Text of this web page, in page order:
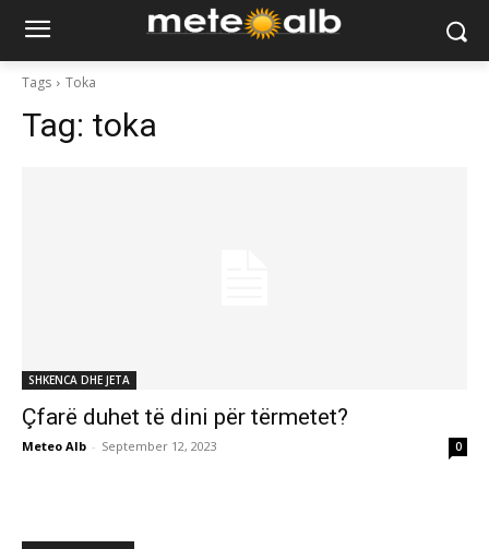
Tags Toka
Tag: toka
SHKENCA DHE JETA
Çfarë duhet të dini për tërmetet?
Meteo Alb - September 12, 2023 0